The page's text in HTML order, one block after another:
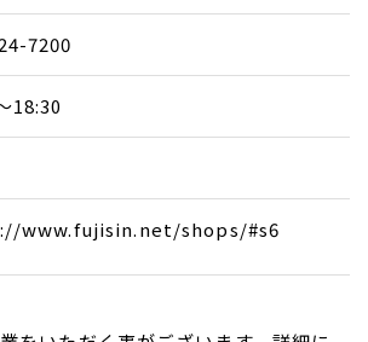
7200
18:30
www.fujisin.net/shops/#s6